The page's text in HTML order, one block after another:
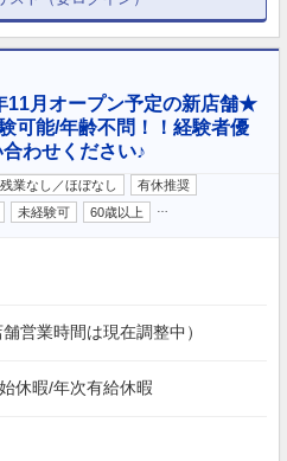
11月オープン予定の新店舗★
可能/年齢不問！！経験者優
わせください♪
残業なし／ほぼなし
有休推奨
未経験可 60歳以上
営業時間は現在調整中）
休暇/年次有給休暇